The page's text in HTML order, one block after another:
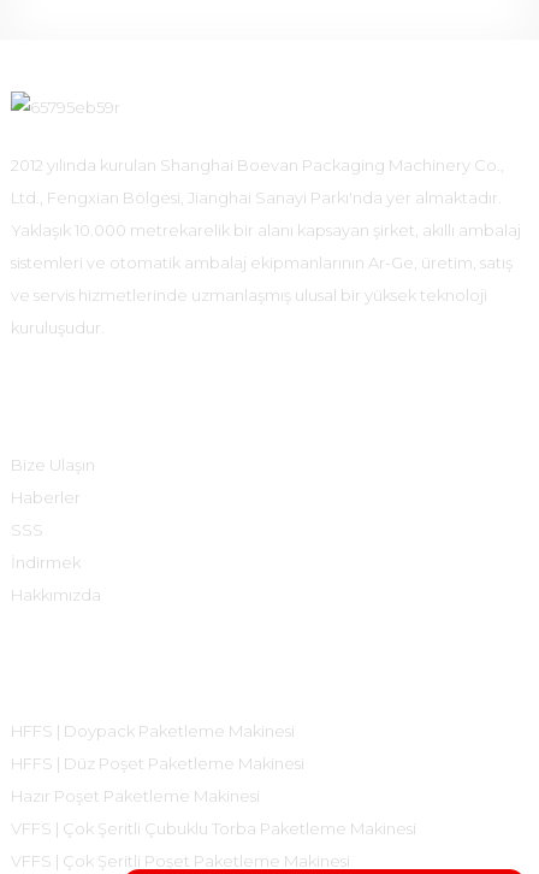
2012 yılında kurulan Shanghai Boevan Packaging Machinery Co.,
Ltd., Fengxian Bölgesi, Jianghai Sanayi Parkı'nda yer almaktadır.
Yaklaşık 10.000 metrekarelik bir alanı kapsayan şirket, akıllı ambalaj
sistemleri ve otomatik ambalaj ekipmanlarının Ar-Ge, üretim, satış
ve servis hizmetlerinde uzmanlaşmış ulusal bir yüksek teknoloji
kuruluşudur.
Bize Ulaşın
Haberler
SSS
İndirmek
Hakkımızda
HFFS | Doypack Paketleme Makinesi
HFFS | Düz Poşet Paketleme Makinesi
Hazır Poşet Paketleme Makinesi
VFFS | Çok Şeritli Çubuklu Torba Paketleme Makinesi
VFFS | Çok Şeritli Poşet Paketleme Makinesi